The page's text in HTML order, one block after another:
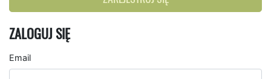
ZALOGUJ SIĘ
Email